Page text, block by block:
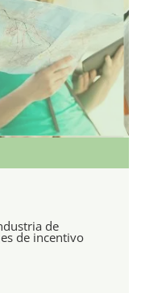
de
de incentivo